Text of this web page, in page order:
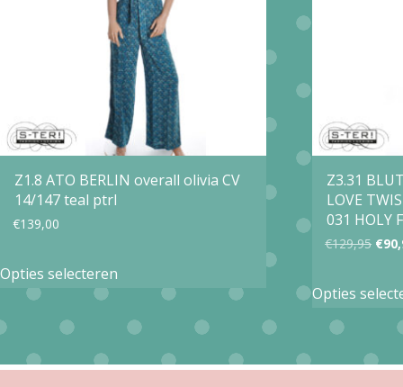
kan
gekozen
worden
op
de
productpagina
Z1.8 ATO BERLIN overall olivia CV
14/147 teal ptrl
€139,00
Opties selecteren
product
heeft
variaties.
Z3.31
LOVE
031 HOLY
€129,95
was:
€
Opties